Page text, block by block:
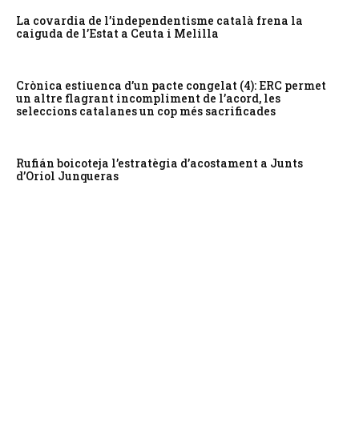
La covardia de l’independentisme català frena la
caiguda de l’Estat a Ceuta i Melilla
Crònica estiuenca d’un pacte congelat (4): ERC permet
un altre flagrant incompliment de l’acord, les
seleccions catalanes un cop més sacrificades
Rufián boicoteja l’estratègia d’acostament a Junts
d’Oriol Junqueras